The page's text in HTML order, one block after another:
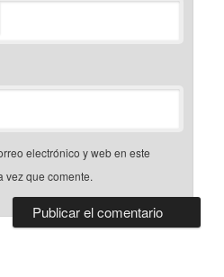
electrónico y web en este
vez que comente.